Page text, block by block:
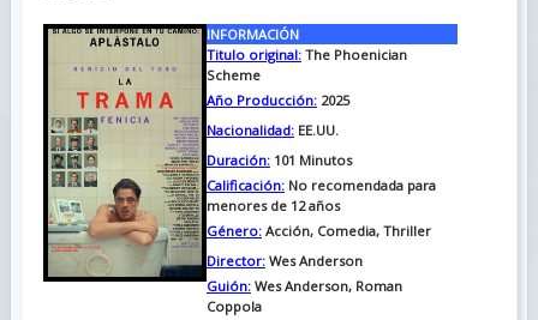
INFORMACIÓN
Titulo original:The Phoenician
Scheme
Año Producción:2025
Nacionalidad:EE.UU.
Duración:101 Minutos
Calificación:No recomendada para
menores de 12 años
Género:Acción, Comedia, Thriller
Director:Wes Anderson
Guión:Wes Anderson, Roman
Coppola